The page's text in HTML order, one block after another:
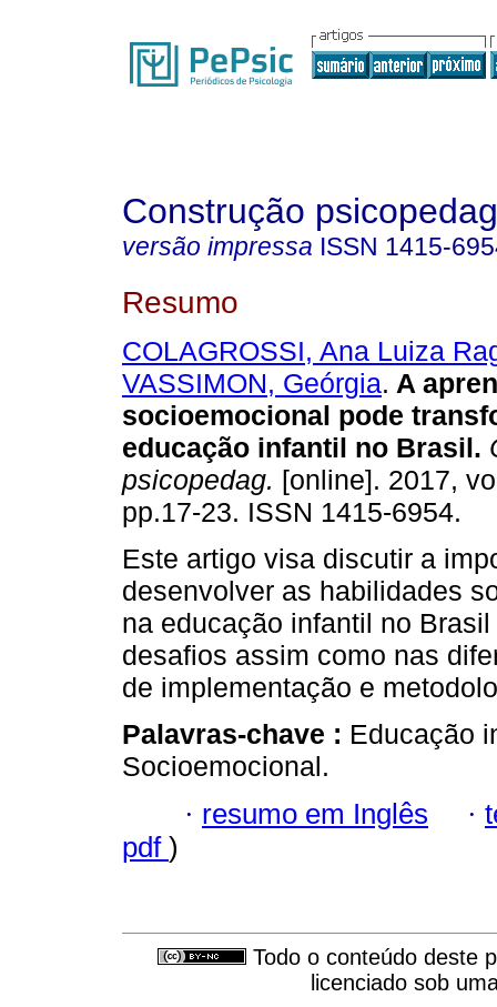
Construção
versão impressa ISSN 1415-
Resumo
COLAGROSSI, Ana Luiza
VASSIMON, Geórgia. A
socioemocional pode
educação infantil no Brasil.
psicopedag. [online]. 2017,
pp.17-23. ISSN 1415-6954.
Este artigo visa discutir a
desenvolver as habilidades
na educação infantil no
desafios assim como nas
de implementação e
Palavras-chave : Educação
Socioemocional.
· resumo em Inglês ·
pdf )
Todo o conteúdo deste
licenciado sob